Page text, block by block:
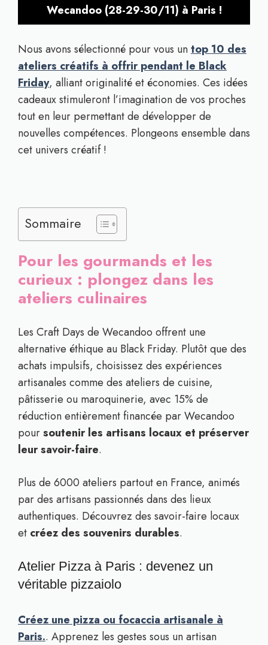
Wecandoo (28-29-30/11) à Paris !
Nous avons sélectionné pour vous untop 10 des
ateliers créatifs à offrir pendant le Black
Friday, alliant originalité et économies. Ces idées
cadeaux stimuleront l’imagination de vos proches
tout en leur permettant de développer de
nouvelles compétences. Plongeons ensemble dans
cet univers créatif !
Sommaire
Pour les gourmands et les
curieux : plongez dans les
ateliers culinaires
Les Craft Days de Wecandoo offrent une
alternative éthique au Black Friday. Plutôt que des
achats impulsifs, choisissez des expériences
artisanales comme des ateliers de cuisine,
pâtisserie ou maroquinerie, avec 15% de
réduction entièrement financée par Wecandoo
poursoutenir les artisans locaux et préserver
leur savoir-faire.
Plus de 6000 ateliers partout en France, animés
par des artisans passionnés dans des lieux
authentiques. Découvrez des savoir-faire locaux
et créez des souvenirs durables.
Atelier Pizza à Paris : devenez un
véritable pizzaiolo
Créez une pizza ou focaccia artisanale à
Paris.. Apprenez les gestes sous un artisan